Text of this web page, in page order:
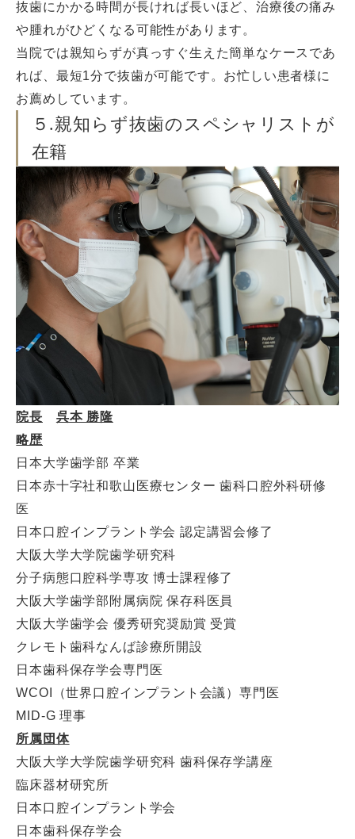
抜歯にかかる時間が長ければ長いほど、治療後の痛み
や腫れがひどくなる可能性があります。
当院では親知らずが真っすぐ生えた簡単なケースであ
れば、最短1分で抜歯が可能です。お忙しい患者様に
お薦めしています。
５.親知らず抜歯のスペシャリストが
在籍
院長
呉本 勝隆
略歴
日本大学歯学部 卒業
日本赤十字社和歌山医療センター 歯科口腔外科研修
医
日本口腔インプラント学会 認定講習会修了
大阪大学大学院歯学研究科
分子病態口腔科学専攻 博士課程修了
大阪大学歯学部附属病院 保存科医員
大阪大学歯学会 優秀研究奨励賞 受賞
クレモト歯科なんば診療所開設
日本歯科保存学会専門医
WCOI（世界口腔インプラント会議）専門医
MID-G 理事
所属団体
大阪大学大学院歯学研究科 歯科保存学講座
臨床器材研究所
日本口腔インプラント学会
日本歯科保存学会